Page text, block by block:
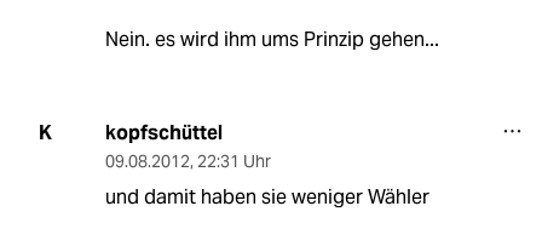
Nein. es wird ihm ums Prinzip gehen...
K kopfschüttel
09.08.2012, 22:31 Uhr
und damit haben sie weniger Wähler